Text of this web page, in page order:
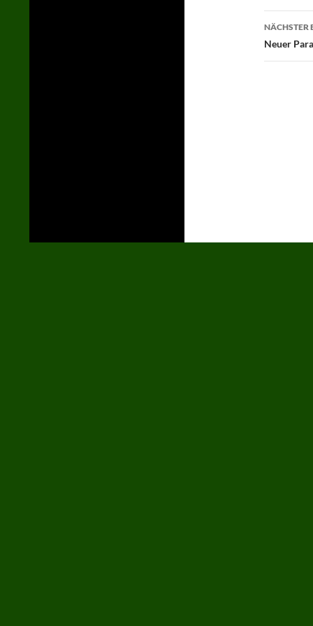
NÄCHSTER
Neuer